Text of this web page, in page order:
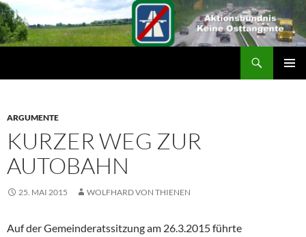
ARGUMENTE
KURZER WEG ZUR
AUTOBAHN
25. MAI 2015 WOLFHARD VON THIENEN
Auf der Gemeinderatssitzung am 26.3.2015 führte